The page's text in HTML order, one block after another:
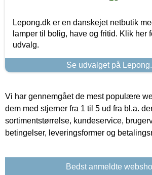
Lepong.dk er en danskejet netbutik
lamper til bolig, have og fritid. Klik her
udvalg.
Se udvalget på
Vi har gennemgået de mest populære
dem med stjerner fra 1 til 5 ud fra bl.a.
sortimentstørrelse, kundeservice,
betingelser, leveringsformer og
Bedst anmeldte